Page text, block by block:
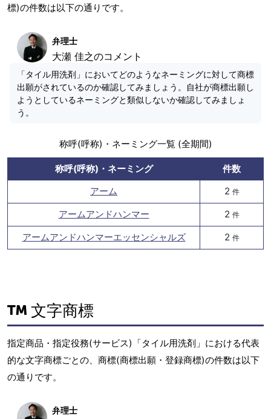
標)の件数は以下の通りです。
弁理士
大瀬 佳之のコメント
「タイル用洗剤」においてどのようなネーミングに対して商標
出願がされているのか確認してみましょう。自社が商標出願し
ようとしているネーミングと類似しないか確認してみましょ
う。
称呼(呼称)・ネーミング一覧 (全期間)
称呼(呼称)・ネーミング
件数
アーム
2 件
アームアンドハンマー 2 件
アームアンドハンマーエッセンシャルズ 2 件
文字商標
指定商品・指定役務(サービス)「タイル用洗剤」における代表
的な文字商標ごとの、商標(商標出願・登録商標)の件数は以下
の通りです。
弁理士